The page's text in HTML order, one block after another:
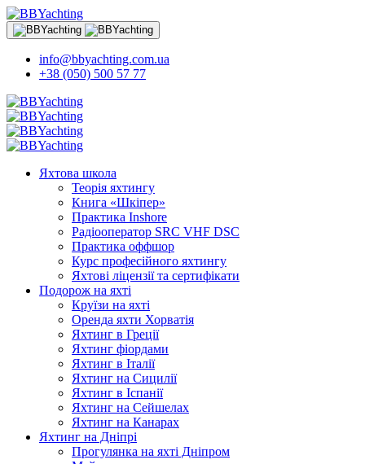
info@bbyachting.com.ua
+38 (050) 500 57 77
Яхтова школа
Теорія яхтингу
Книга «Шкіпер»
Практика Inshore
Радіооператор SRC VHF DSC
Практика оффшор
Курс професійного яхтингу
Яхтові ліцензії та сертифікати
Подорож на яхті
Круїзи на яхті
Оренда яхти Хорватія
Яхтинг в Греції
Яхтинг фіордами
Яхтинг в Італії
Яхтинг на Сицилії
Яхтинг в Іспанії
Яхтинг на Сейшелах
Яхтинг на Канарах
Яхтинг на Дніпрі
Прогулянка на яхті Дніпром